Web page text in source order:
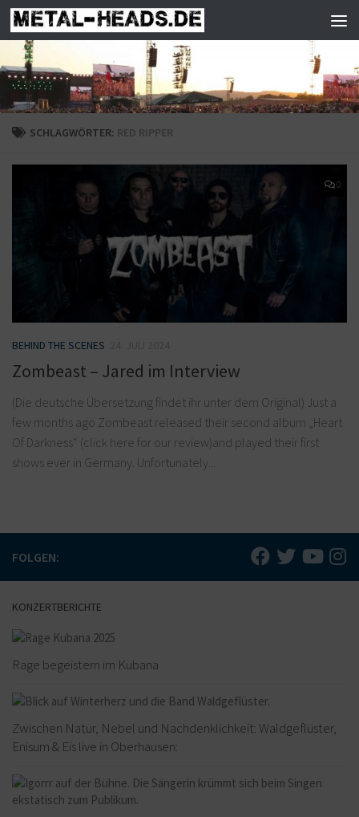
Zum Inhalt springen
SCHLAGWÖRTER: RED RIPPER
0
BEHIND THE SCENES
Zombeast – Jared im Interview
(Die deutsche Übersetzung findet ihr unter dem Original) Just a
few months ago Zombeast released their second album „Heart
Of Darkness“ (click here for our review)and played their first
shows ever in Germany. Unfortunately...
FOLGEN:
KONZERTBERICHTE
Rage begeistern im Kubana
Zwischen Natur, Nebel und Nachdenklichkeit: Waldgeflüster,
Enisum & Eïs live in Oberhausen: